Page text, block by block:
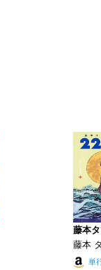
藤本タ
藤本
単